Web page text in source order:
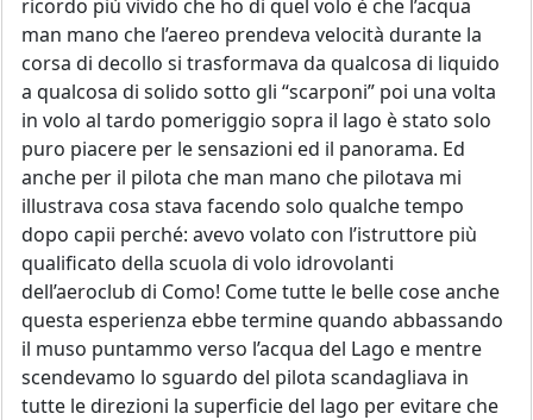
ricordo più vivido che ho di quel volo è che l’acqua
man mano che l’aereo prendeva velocità durante la
corsa di decollo si trasformava da qualcosa di liquido
a qualcosa di solido sotto gli “scarponi” poi una volta
in volo al tardo pomeriggio sopra il lago è stato solo
puro piacere per le sensazioni ed il panorama. Ed
anche per il pilota che man mano che pilotava mi
illustrava cosa stava facendo solo qualche tempo
dopo capii perché: avevo volato con l’istruttore più
qualificato della scuola di volo idrovolanti
dell’aeroclub di Como! Come tutte le belle cose anche
questa esperienza ebbe termine quando abbassando
il muso puntammo verso l’acqua del Lago e mentre
scendevamo lo sguardo del pilota scandagliava in
tutte le direzioni la superficie del lago per evitare che